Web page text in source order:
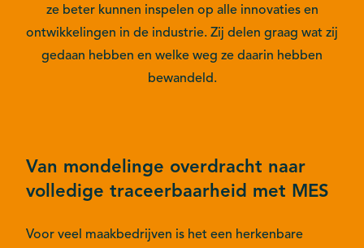
ze beter kunnen inspelen op alle innovaties en
ontwikkelingen in de industrie. Zij delen graag wat zij
gedaan hebben en welke weg ze daarin hebben
bewandeld.
Van mondelinge overdracht naar
volledige traceerbaarheid met MES
Voor veel maakbedrijven is het een herkenbare